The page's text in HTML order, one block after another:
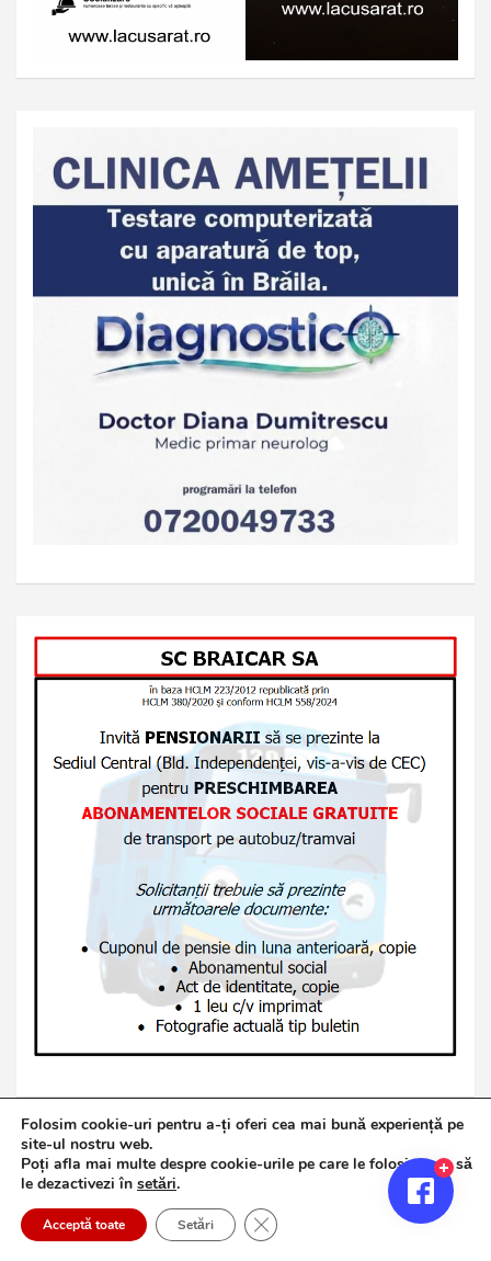
Copyright © 2026Jurnalul de Brăila
Politică de confidențialitate
Theme Horse
Proudly Powered by:WordPress
Folosim cookie-uri pentru a-ți oferi cea mai bună experiență pe
site-ul nostru web.
Poți afla mai multe despre cookie-urile pe care le folosim sau să
le dezactivezi în setări.
Acceptă toate Setări Close GDPR Cookie Banner